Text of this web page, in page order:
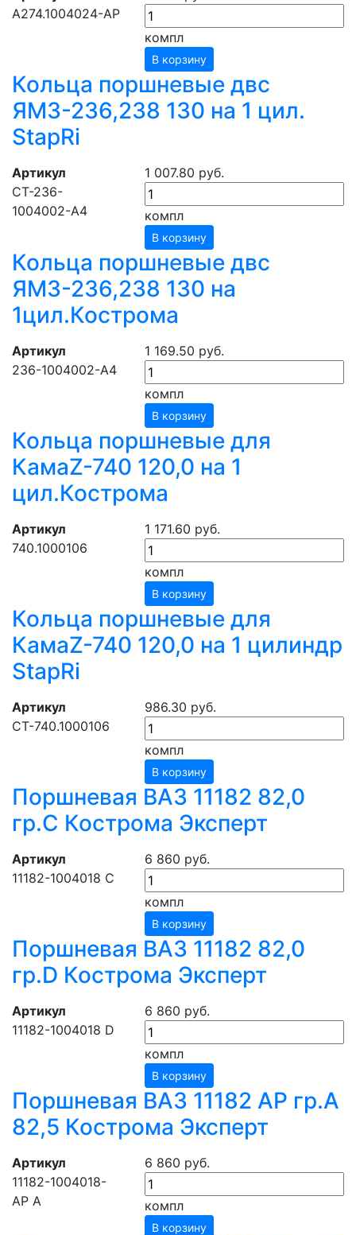
А274.1004024-АР
компл
В корзину
Кольца поршневые двс
ЯМЗ-236,238 130 на 1 цил.
StapRi
Артикул
CТ-236-
1004002-А4
1 007.80 руб.
компл
В корзину
Кольца поршневые двс
ЯМЗ-236,238 130 на
1цил.Кострома
Артикул
236-1004002-А4
1 169.50 руб.
компл
В корзину
Кольца поршневые для
КамаZ-740 120,0 на 1
цил.Кострома
Артикул
740.1000106
1 171.60 руб.
компл
В корзину
Кольца поршневые для
КамаZ-740 120,0 на 1 цилиндр
StapRi
Артикул
СТ-740.1000106
986.30 руб.
компл
В корзину
Поршневая ВАЗ 11182 82,0
гр.C Кострома Эксперт
Артикул
11182-1004018 С
6 860 руб.
компл
В корзину
Поршневая ВАЗ 11182 82,0
гр.D Кострома Эксперт
Артикул
11182-1004018 D
6 860 руб.
компл
В корзину
Поршневая ВАЗ 11182 АР гр.А
82,5 Кострома Эксперт
Артикул
11182-1004018-
АР А
6 860 руб.
компл
В корзину